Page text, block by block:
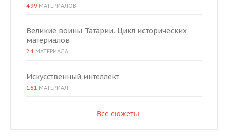
499 МАТЕРИАЛОВ
Великие воины Татарии. Цикл исторических
материалов
24 МАТЕРИАЛА
Искусственный интеллект
181 МАТЕРИАЛ
Все сюжеты